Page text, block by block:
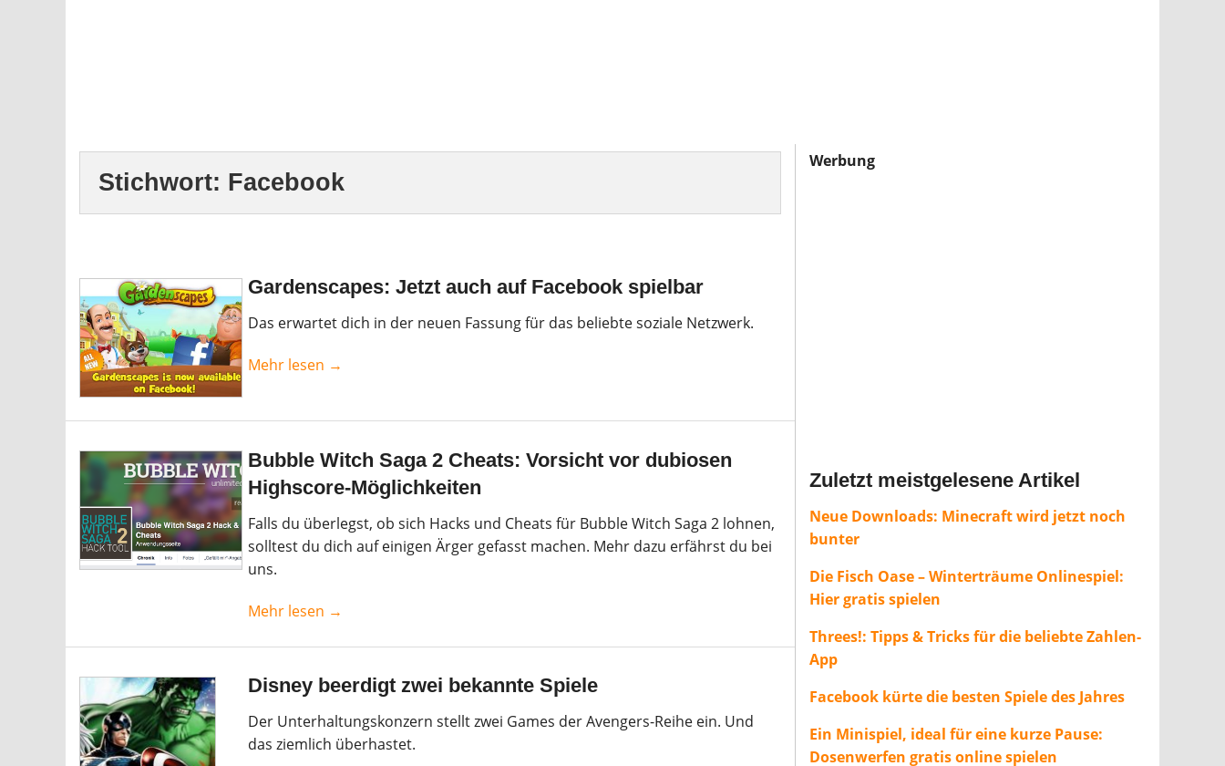
Stichwort: Facebook
Gardenscapes: Jetzt auch auf Facebook spielbar
Das erwartet dich in der neuen Fassung für das beliebte soziale Netzwerk.
Mehr lesen →
Bubble Witch Saga 2 Cheats: Vorsicht vor dubiosen
Highscore-Möglichkeiten
Falls du überlegst, ob sich Hacks und Cheats für Bubble Witch Saga 2 lohnen,
solltest du dich auf einigen Ärger gefasst machen. Mehr dazu erfährst du bei
uns.
Mehr lesen →
Disney beerdigt zwei bekannte Spiele
Der Unterhaltungskonzern stellt zwei Games der Avengers-Reihe ein. Und
das ziemlich überhastet.
Werbung
Zuletzt meistgelesene Artikel
Neue Downloads: Minecraft wird jetzt noch
bunter
Die Fisch Oase – Winterträume Onlinespiel:
Hier gratis spielen
Threes!: Tipps & Tricks für die beliebte Zahlen-
App
Facebook kürte die besten Spiele des Jahres
Ein Minispiel, ideal für eine kurze Pause:
Dosenwerfen gratis online spielen